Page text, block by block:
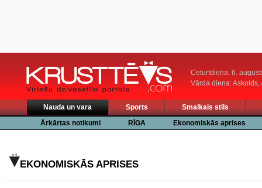
Ceturtdiena, 6.
Vārda diena: Askolds,
Nauda un vara Sports
Smalkais stils
Ārkārtas notikumi
RĪGA Ekonomiskās aprises
EKONOMISKĀS APRISES